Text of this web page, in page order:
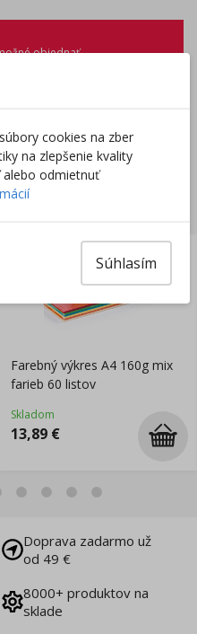
objednať.
Farebný výkres A4 160g mix
farieb 60 listov
Skladom
13,89 €
Doprava zadarmo už
od 49 €
8000+ produktov na
sklade
cookies na zber
na zlepšenie kvality
odmietnuť
Súhlasím